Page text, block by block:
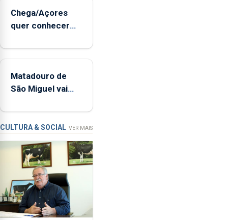
uma
harpa,
permitindo
reforçar
condições
de
ensino
instituição
Chega/Açores
quer conhecer
controlar a dívida
Matadouro de
São Miguel vai
requalificação
CULTURA & SOCIAL VER MAIS